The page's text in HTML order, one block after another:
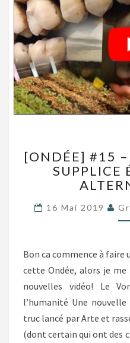
[ONDÉE] #15 –
SUPPLICE
16 Mai 2019
Bon ca commence à
cette Ondée, alors je
nouvelles vidéo! Le
l’humanité Une
truc lancé par Arte et
(dont certain qui ont des